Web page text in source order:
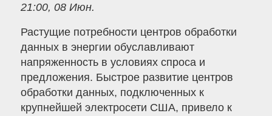
21:00, 08 Июн.
Растущие потребности центров обработки
данных в энергии обуславливают
напряженность в условиях спроса и
предложения. Быстрое развитие центров
обработки данных, подключенных к
крупнейшей электросети США, привело к